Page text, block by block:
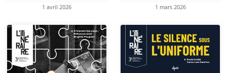
1 avril 2026 1 mars 2026